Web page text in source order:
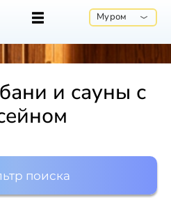
Муром
и сауны с
поиска